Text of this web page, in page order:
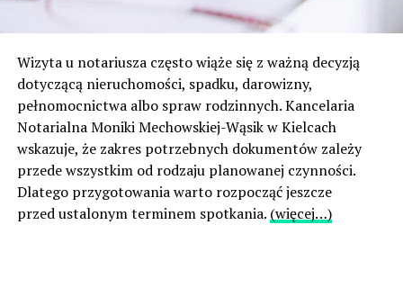
Wizyta u notariusza często wiąże się z ważną decyzją
dotyczącą nieruchomości, spadku, darowizny,
pełnomocnictwa albo spraw rodzinnych. Kancelaria
Notarialna Moniki Mechowskiej-Wąsik w Kielcach
wskazuje, że zakres potrzebnych dokumentów zależy
przede wszystkim od rodzaju planowanej czynności.
Dlatego przygotowania warto rozpocząć jeszcze
przed ustalonym terminem spotkania. (więcej…)